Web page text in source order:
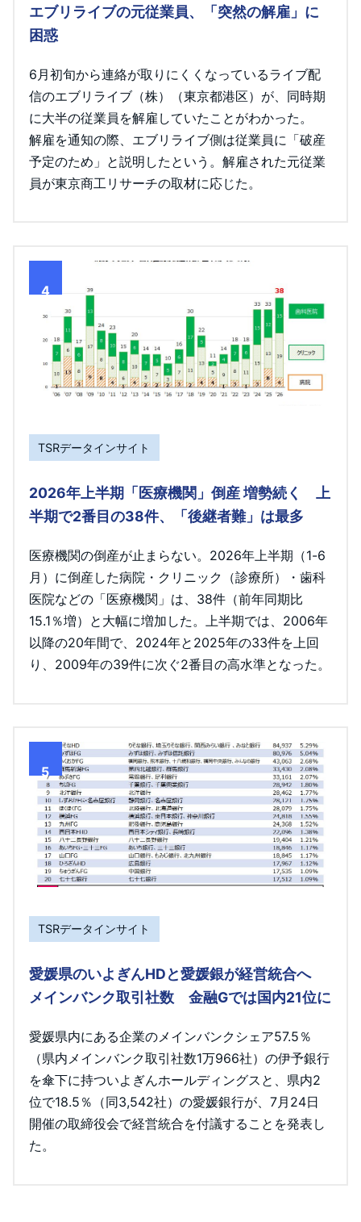
エブリライブの元従業員、「突然の解雇」に
困惑
6月初旬から連絡が取りにくくなっているライブ配
信のエブリライブ（株）（東京都港区）が、同時期
に大半の従業員を解雇していたことがわかった。
解雇を通知の際、エブリライブ側は従業員に「破産
予定のため」と説明したという。解雇された元従業
員が東京商工リサーチの取材に応じた。
4
TSRデータインサイト
2026年上半期「医療機関」倒産 増勢続く 上
半期で2番目の38件、「後継者難」は最多
医療機関の倒産が止まらない。2026年上半期（1-6
月）に倒産した病院・クリニック（診療所）・歯科
医院などの「医療機関」は、38件（前年同期比
15.1％増）と大幅に増加した。上半期では、2006年
以降の20年間で、2024年と2025年の33件を上回
り、2009年の39件に次ぐ2番目の高水準となった。
5
TSRデータインサイト
愛媛県のいよぎんHDと愛媛銀が経営統合へ
メインバンク取引社数 金融Gでは国内21位に
愛媛県内にある企業のメインバンクシェア57.5％
（県内メインバンク取引社数1万966社）の伊予銀行
を傘下に持ついよぎんホールディングスと、県内2
位で18.5％（同3,542社）の愛媛銀行が、7月24日
開催の取締役会で経営統合を付議することを発表し
た。